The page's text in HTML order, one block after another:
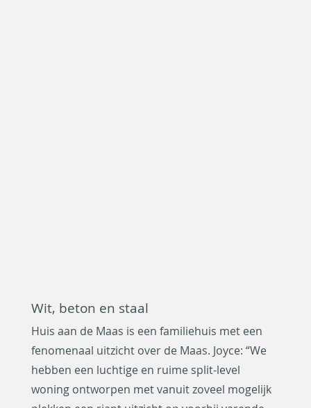
Wit, beton en staal
Huis aan de Maas is een familiehuis met een
fenomenaal uitzicht over de Maas. Joyce: “We
hebben een luchtige en ruime split-level
woning ontworpen met vanuit zoveel mogelijk